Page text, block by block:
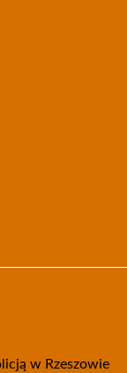
w Rzeszowie